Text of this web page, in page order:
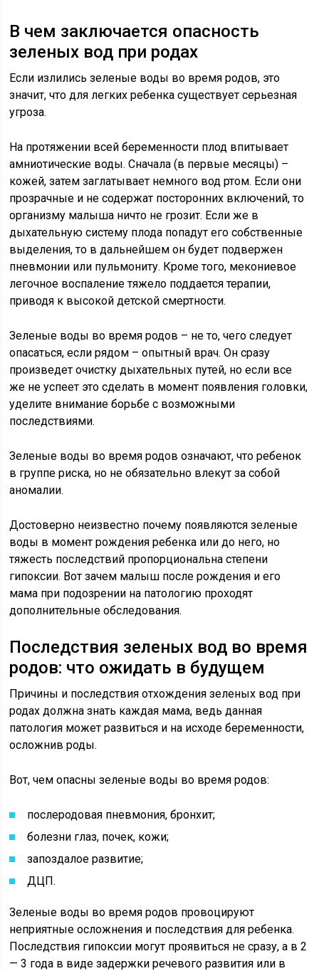
В чем заключается опасность
зеленых вод при родах
Если излились зеленые воды во время родов, это
значит, что для легких ребенка существует серьезная
угроза.
На протяжении всей беременности плод впитывает
амниотические воды. Сначала (в первые месяцы) –
кожей, затем заглатывает немного вод ртом. Если они
прозрачные и не содержат посторонних включений, то
организму малыша ничто не грозит. Если же в
дыхательную систему плода попадут его собственные
выделения, то в дальнейшем он будет подвержен
пневмонии или пульмониту. Кроме того, мекониевое
легочное воспаление тяжело поддается терапии,
приводя к высокой детской смертности.
Зеленые воды во время родов – не то, чего следует
опасаться, если рядом – опытный врач. Он сразу
произведет очистку дыхательных путей, но если все
же не успеет это сделать в момент появления головки,
уделите внимание борьбе с возможными
последствиями.
Зеленые воды во время родов означают, что ребенок
в группе риска, но не обязательно влекут за собой
аномалии.
Достоверно неизвестно почему появляются зеленые
воды в момент рождения ребенка или до него, но
тяжесть последствий пропорциональна степени
гипоксии. Вот зачем малыш после рождения и его
мама при подозрении на патологию проходят
дополнительные обследования.
Последствия зеленых вод во время
родов: что ожидать в будущем
Причины и последствия отхождения зеленых вод при
родах должна знать каждая мама, ведь данная
патология может развиться и на исходе беременности,
осложнив роды.
Вот, чем опасны зеленые воды во время родов:
послеродовая пневмония, бронхит;
болезни глаз, почек, кожи;
запоздалое развитие;
ДЦП.
Зеленые воды во время родов провоцируют
неприятные осложнения и последствия для ребенка.
Последствия гипоксии могут проявиться не сразу, а в 2
— 3 года в виде задержки речевого развития или в